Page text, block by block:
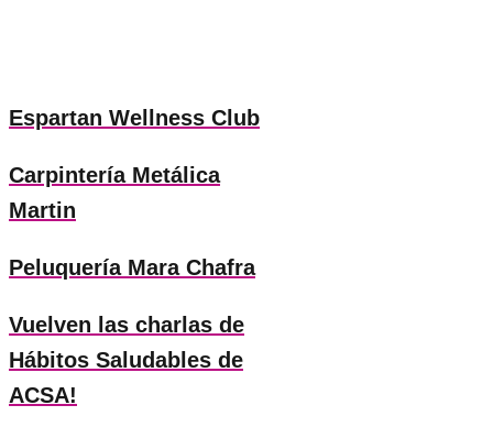
Espartan Wellness Club
Carpintería Metálica
Martin
Peluquería Mara Chafra
Vuelven las charlas de
Hábitos Saludables de
ACSA!